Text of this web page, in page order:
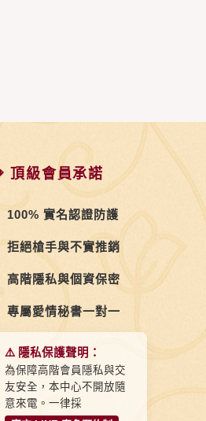
頂級會員承諾
100% 實名認證防護
拒絕槍手與不實推銷
高階隱私與個資保密
專屬愛情秘書一對一
⚠️ 隱私保護聲明：
為保障高階會員隱私與交
友安全，本中心不開放隨
意來電。一律採